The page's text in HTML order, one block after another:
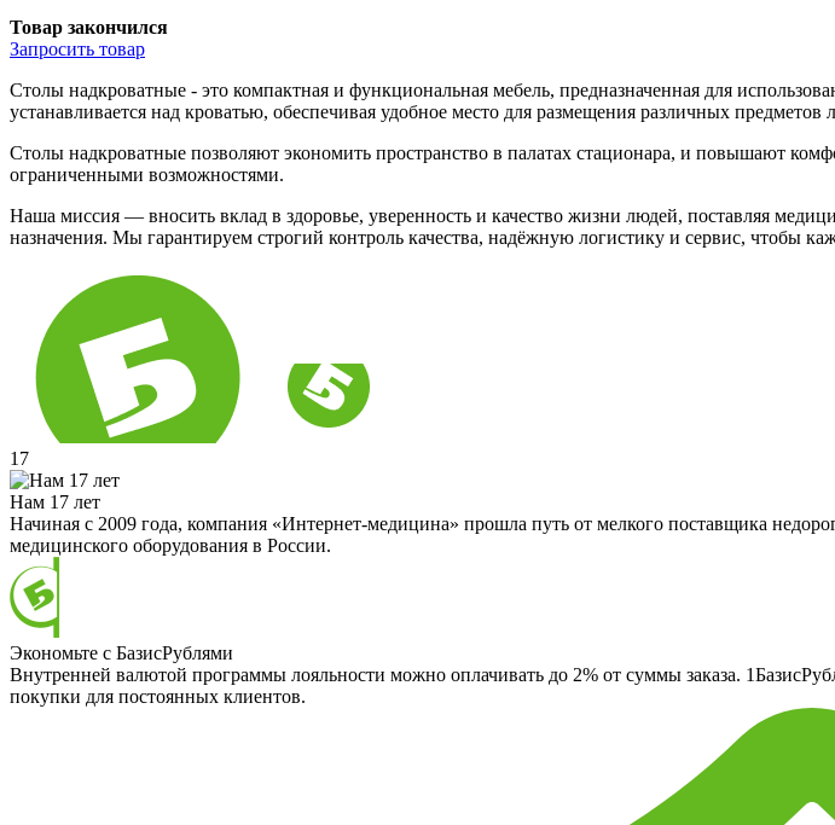
Товар закончился
Запросить товар
Столы надкроватные - это компактная и функциональная мебель, предназначенная для
устанавливается над кроватью, обеспечивая удобное место для размещения различных
Столы надкроватные позволяют экономить пространство в палатах стационара, и повышают
ограниченными возможностями.
Наша миссия — вносить вклад в здоровье, уверенность и качество жизни людей, поставляя
назначения. Мы гарантируем строгий контроль качества, надёжную логистику и сервис, чтобы
17
Нам 17 лет
Начиная с 2009 года, компания «Интернет-медицина» прошла путь от мелкого поставщика
медицинского оборудования в России.
Экономьте с БазисРублями
Внутренней валютой программы лояльности можно оплачивать до 2% от суммы заказа.
покупки для постоянных клиентов.